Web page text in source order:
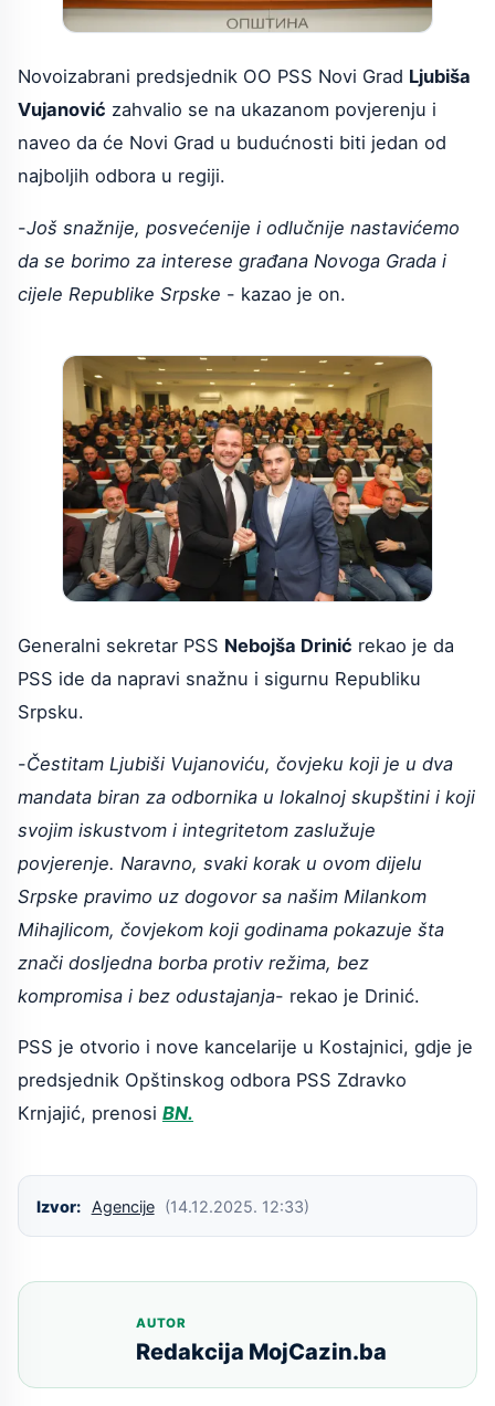
Novoizabrani predsjednik OO PSS Novi Grad Ljubiša
Vujanović zahvalio se na ukazanom povjerenju i
naveo da će Novi Grad u budućnosti biti jedan od
najboljih odbora u regiji.
-Još snažnije, posvećenije i odlučnije nastavićemo
da se borimo za interese građana Novoga Grada i
cijele Republike Srpske - kazao je on.
Generalni sekretar PSS Nebojša Drinić rekao je da
PSS ide da napravi snažnu i sigurnu Republiku
Srpsku.
-Čestitam Ljubiši Vujanoviću, čovjeku koji je u dva
mandata biran za odbornika u lokalnoj skupštini i koji
svojim iskustvom i integritetom zaslužuje
povjerenje. Naravno, svaki korak u ovom dijelu
Srpske pravimo uz dogovor sa našim Milankom
Mihajlicom, čovjekom koji godinama pokazuje šta
znači dosljedna borba protiv režima, bez
kompromisa i bez odustajanja- rekao je Drinić.
PSS je otvorio i nove kancelarije u Кostajnici, gdje je
predsjednik Opštinskog odbora PSS Zdravko
Кrnjajić, prenosi BN.
Izvor: Agencije (14.12.2025. 12:33)
AUTOR
Redakcija MojCazin.ba